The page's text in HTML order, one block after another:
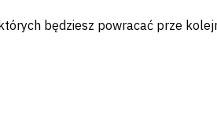
będziesz powracać prze